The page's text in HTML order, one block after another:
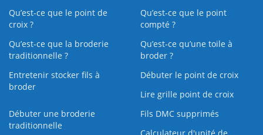
Qu’est-ce que le point de
croix ?
Qu’est-ce que le point
compté ?
Qu’est-ce que la broderie
traditionnelle ?
Qu’est‑ce qu’une toile à
broder ?
Entretenir stocker fils à
broder
Débuter le point de croix
Lire grille point de croix
Débuter une broderie
traditionnelle
Fils DMC supprimés